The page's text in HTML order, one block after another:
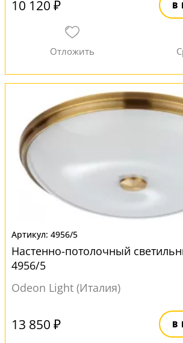
10 120 ₽ В
4956/5
Настенно-потолочный
4956/5
Odeon Light (Италия)
13 850 ₽ В